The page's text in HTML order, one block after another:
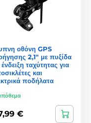
οθόνη GPS
2,1" με πυξίδα
ένδειξη ταχύτητας για
και
ποδήλατα
€